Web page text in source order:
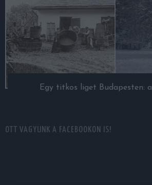
Egy titkos liget Budapesten:
OTT VAGYUNK A FACEBOOKON IS!